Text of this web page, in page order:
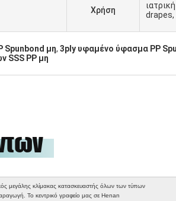
Χρήση
drapes,
Spunbond μη, 3ply υφαμένο ύφασμα PP
SSS PP μη
μεγάλης κλίμακας κατασκευαστής όλων των τύπων
Το κεντρικό γραφείο μας σε Henan